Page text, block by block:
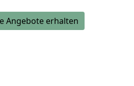
Angebote erhalten